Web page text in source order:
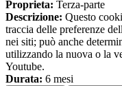
Proprieta: Terza-parte
Descrizione: Questo
traccia delle preferenze
nei siti; può anche
utilizzando la nuova o la
Youtube.
Durata: 6 mesi